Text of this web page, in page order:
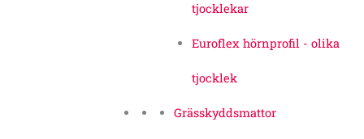
tjocklekar
Euroflex hörnprofil - olika
tjocklek
Grässkyddsmattor